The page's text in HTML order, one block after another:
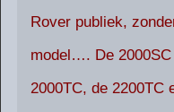
Rover publiek,
model…. De
2000TC, de 2200TC